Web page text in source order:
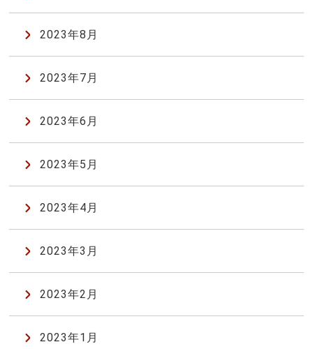
2023年8月
2023年7月
2023年6月
2023年5月
2023年4月
2023年3月
2023年2月
2023年1月